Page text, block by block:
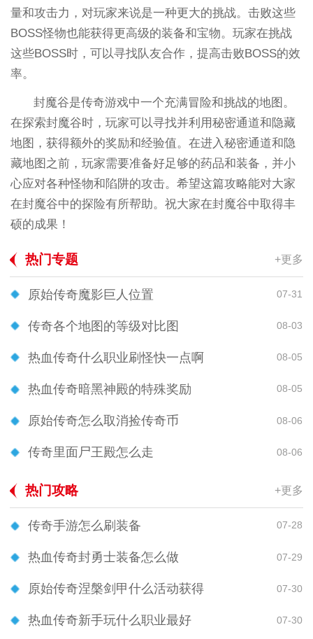
量和攻击力，对玩家来说是一种更大的挑战。击败这些
BOSS怪物也能获得更高级的装备和宝物。玩家在挑战
这些BOSS时，可以寻找队友合作，提高击败BOSS的效
率。
封魔谷是传奇游戏中一个充满冒险和挑战的地图。
在探索封魔谷时，玩家可以寻找并利用秘密通道和隐藏
地图，获得额外的奖励和经验值。在进入秘密通道和隐
藏地图之前，玩家需要准备好足够的药品和装备，并小
心应对各种怪物和陷阱的攻击。希望这篇攻略能对大家
在封魔谷中的探险有所帮助。祝大家在封魔谷中取得丰
硕的成果！
热门专题 +更多
原始传奇魔影巨人位置 07-31
传奇各个地图的等级对比图 08-03
热血传奇什么职业刷怪快一点啊 08-05
热血传奇暗黑神殿的特殊奖励 08-05
原始传奇怎么取消捡传奇币 08-06
传奇里面尸王殿怎么走 08-06
热门攻略 +更多
传奇手游怎么刷装备 07-28
热血传奇封勇士装备怎么做 07-29
原始传奇涅槃剑甲什么活动获得 07-30
热血传奇新手玩什么职业最好 07-30